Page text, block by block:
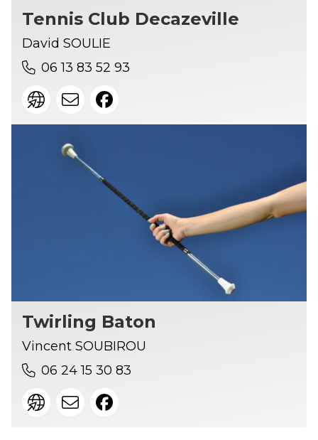
Tennis Club Decazeville
David SOULIE
06 13 83 52 93
Twirling Baton
Vincent SOUBIROU
06 24 15 30 83